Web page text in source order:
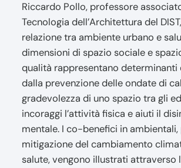
Riccardo Pollo, professore
Tecnologia dell’Architettura del
relazione tra ambiente urbano e
dimensioni di spazio sociale e
qualità rappresentano determinanti
dalla prevenzione delle ondate di
gradevolezza di uno spazio tra gli
incoraggi l’attività fisica e aiuti il
mentale. I co-benefici in ambientali,
mitigazione del cambiamento
salute, vengono illustrati attraverso